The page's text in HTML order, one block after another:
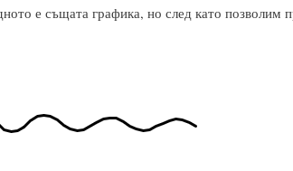
е същата графика, но след като позволим